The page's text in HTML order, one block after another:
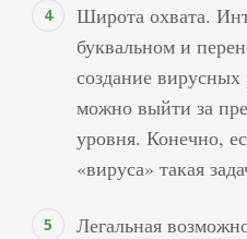
Широта охвата.
буквальном и
создание вирусных
можно выйти за
уровня. Конечно,
«вируса» такая
Легальная